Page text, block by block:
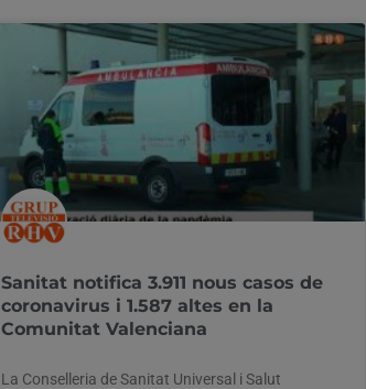
Sanitat notifica 3.911 nous casos de
coronavirus i 1.587 altes en la
Comunitat Valenciana
La Conselleria de Sanitat Universal i Salut